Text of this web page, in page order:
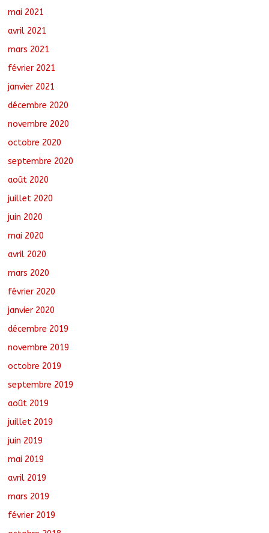
mai 2021
avril 2021
mars 2021
février 2021
janvier 2021
décembre 2020
novembre 2020
octobre 2020
septembre 2020
août 2020
juillet 2020
juin 2020
mai 2020
avril 2020
mars 2020
février 2020
janvier 2020
décembre 2019
novembre 2019
octobre 2019
septembre 2019
août 2019
juillet 2019
juin 2019
mai 2019
avril 2019
mars 2019
février 2019